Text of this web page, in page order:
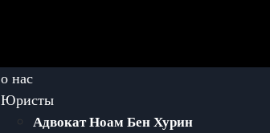
о нас
Юристы
Адвокат Ноам Бен Хурин